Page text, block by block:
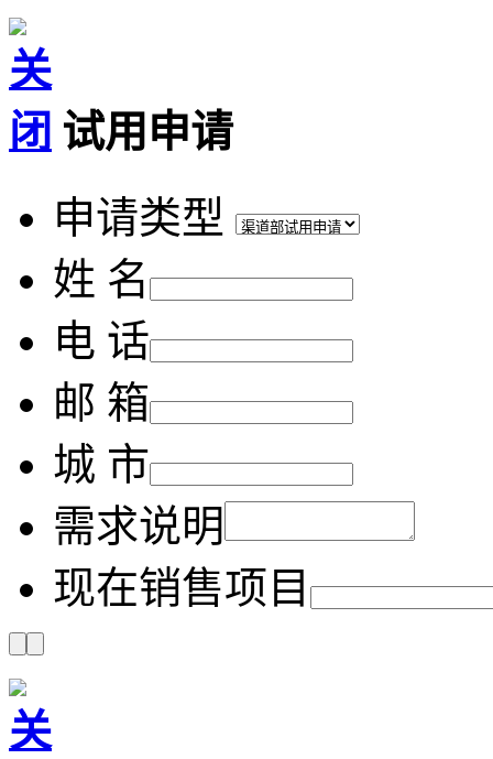
试用申请
申请类型
姓 名
电 话
邮 箱
城 市
需求说明
现在销售项目